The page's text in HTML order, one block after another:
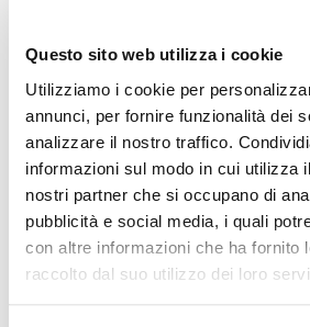
Questo sito web utilizza i cookie
Utilizziamo i cookie per
annunci, per fornire funzionalità dei
analizzare il nostro traffico.
informazioni sul modo in cui utilizza
nostri partner che si occupano di
pubblicità e social media, i quali
con altre informazioni che ha fornito
raccolto dal suo utilizzo dei loro
POZZUOLI: VIA A CANTIERE HUB DI VIA
Leggi l'articolo